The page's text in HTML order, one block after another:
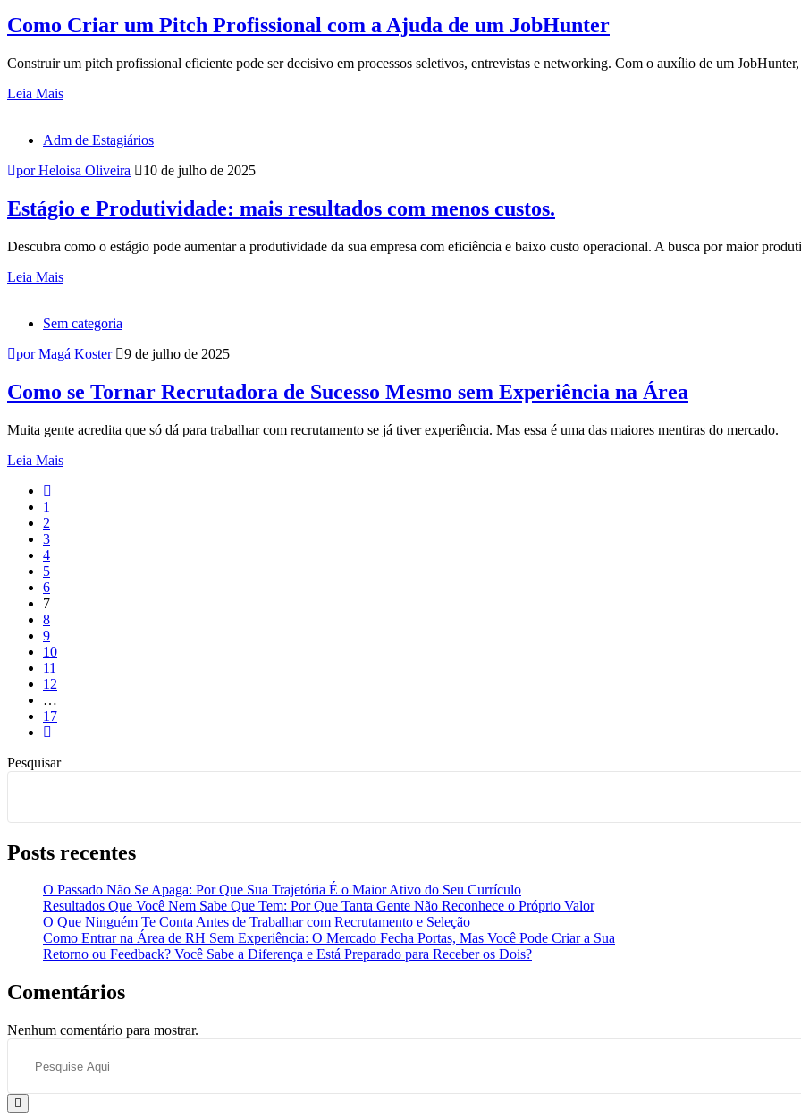
Como Criar um Pitch Profissional com a Ajuda de um JobHunter
Construir um pitch profissional eficiente pode ser decisivo em processos seletivos, entrevistas e networking. Com o auxílio de um JobHunter,
Leia Mais
Adm de Estagiários
por Heloisa Oliveira
10 de julho de 2025
Estágio e Produtividade: mais resultados com menos custos.
Descubra como o estágio pode aumentar a produtividade da sua empresa com eficiência e baixo custo operacional. A busca por maior
Leia Mais
Sem categoria
por Magá Koster
9 de julho de 2025
Como se Tornar Recrutadora de Sucesso Mesmo sem Experiência na Área
Muita gente acredita que só dá para trabalhar com recrutamento se já tiver experiência. Mas essa é uma das maiores mentiras do mercado.
Leia Mais
1
2
3
4
5
6
7
8
9
10
11
12
…
17
Pesquisar
Posts recentes
O Passado Não Se Apaga: Por Que Sua Trajetória É o Maior Ativo do Seu Currículo
Resultados Que Você Nem Sabe Que Tem: Por Que Tanta Gente Não Reconhece o Próprio Valor
O Que Ninguém Te Conta Antes de Trabalhar com Recrutamento e Seleção
Como Entrar na Área de RH Sem Experiência: O Mercado Fecha Portas, Mas Você Pode Criar a Sua
Retorno ou Feedback? Você Sabe a Diferença e Está Preparado para Receber os Dois?
Comentários
Nenhum comentário para mostrar.